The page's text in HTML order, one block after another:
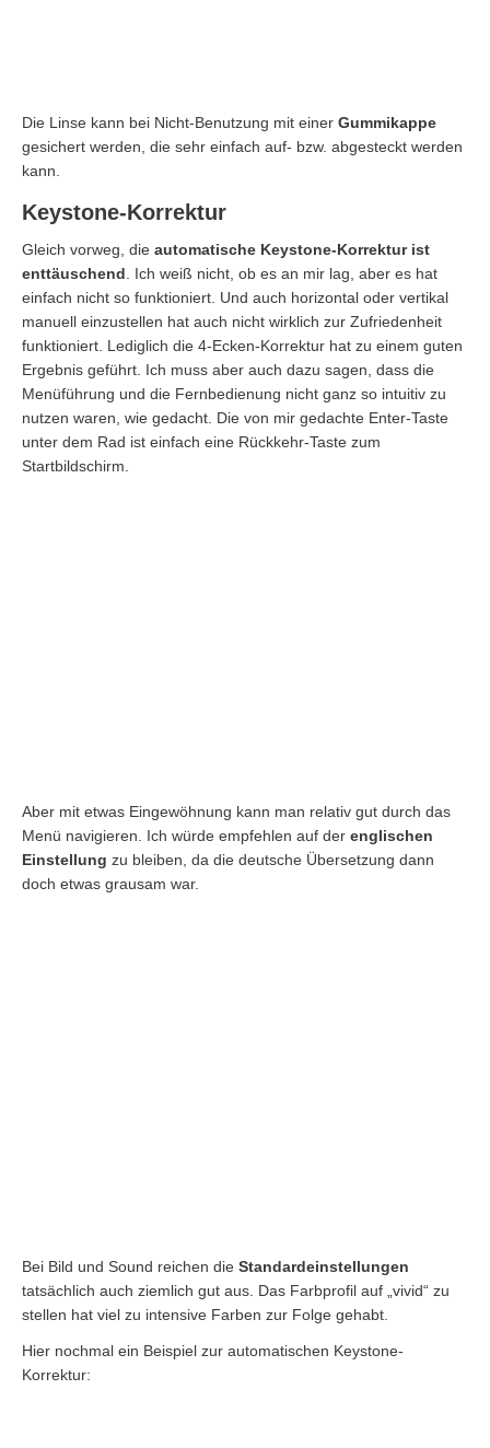
Die Linse kann bei Nicht-Benutzung mit einer Gummikappe
gesichert werden, die sehr einfach auf- bzw. abgesteckt werden
kann.
Keystone-Korrektur
Gleich vorweg, die automatische Keystone-Korrektur ist
enttäuschend . Ich weiß nicht, ob es an mir lag, aber es hat
einfach nicht so funktioniert. Und auch horizontal oder vertikal
manuell einzustellen hat auch nicht wirklich zur Zufriedenheit
funktioniert. Lediglich die 4-Ecken-Korrektur hat zu einem guten
Ergebnis geführt. Ich muss aber auch dazu sagen, dass die
Menüführung und die Fernbedienung nicht ganz so intuitiv zu
nutzen waren, wie gedacht. Die von mir gedachte Enter-Taste
unter dem Rad ist einfach eine Rückkehr-Taste zum
Startbildschirm.
Aber mit etwas Eingewöhnung kann man relativ gut durch das
Menü navigieren. Ich würde empfehlen auf der englischen
Einstellung zu bleiben, da die deutsche Übersetzung dann
doch etwas grausam war.
Bei Bild und Sound reichen die Standardeinstellungen
tatsächlich auch ziemlich gut aus. Das Farbprofil auf „vivid“ zu
stellen hat viel zu intensive Farben zur Folge gehabt.
Hier nochmal ein Beispiel zur automatischen Keystone-
Korrektur: